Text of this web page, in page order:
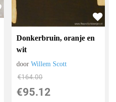
Donkerbruin, oranje en
wit
doorWillem Scott
€164.00
€95.12